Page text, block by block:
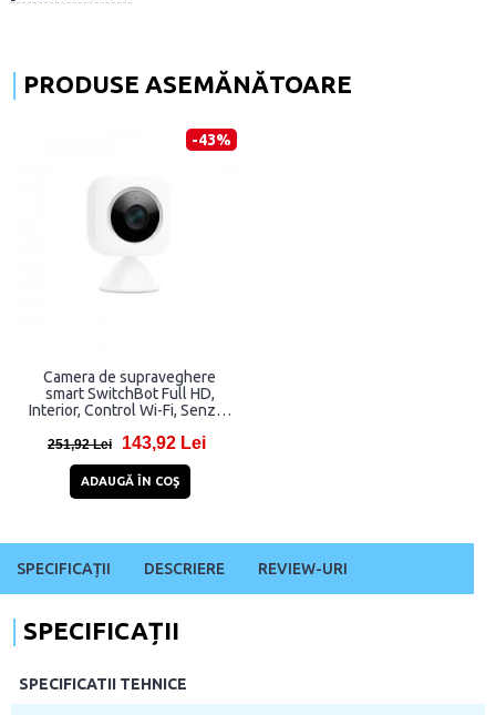
PRODUSE ASEMĂNĂTOARE
-43%
Camera de supraveghere
smart SwitchBot Full HD,
Interior, Control Wi-Fi, Senzor
251,92 Lei 143,92 Lei
ADAUGĂ ÎN COŞ
SPECIFICAȚII DESCRIERE REVIEW-URI
SPECIFICAȚII
SPECIFICATII TEHNICE